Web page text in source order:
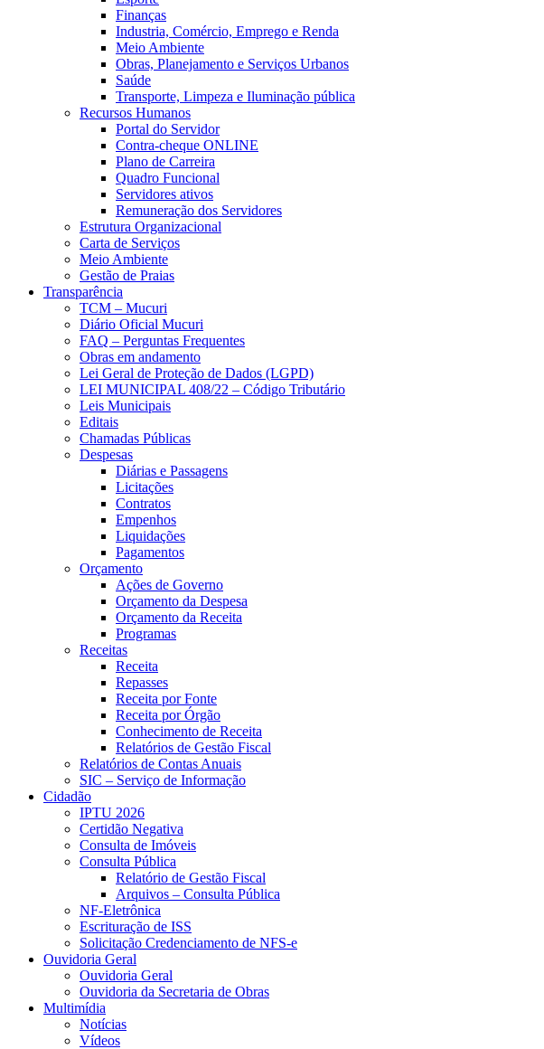
Finanças
Industria, Comércio, Emprego e Renda
Meio Ambiente
Obras, Planejamento e Serviços Urbanos
Saúde
Transporte, Limpeza e Iluminação pública
Recursos Humanos
Portal do Servidor
Contra-cheque ONLINE
Plano de Carreira
Quadro Funcional
Servidores ativos
Remuneração dos Servidores
Estrutura Organizacional
Carta de Serviços
Meio Ambiente
Gestão de Praias
Transparência
TCM – Mucuri
Diário Oficial Mucuri
FAQ – Perguntas Frequentes
Obras em andamento
Lei Geral de Proteção de Dados (LGPD)
LEI MUNICIPAL 408/22 – Código Tributário
Leis Municipais
Editais
Chamadas Públicas
Despesas
Diárias e Passagens
Licitações
Contratos
Empenhos
Liquidações
Pagamentos
Orçamento
Ações de Governo
Orçamento da Despesa
Orçamento da Receita
Programas
Receitas
Receita
Repasses
Receita por Fonte
Receita por Órgão
Conhecimento de Receita
Relatórios de Gestão Fiscal
Relatórios de Contas Anuais
SIC – Serviço de Informação
Cidadão
IPTU 2026
Certidão Negativa
Consulta de Imóveis
Consulta Pública
Relatório de Gestão Fiscal
Arquivos – Consulta Pública
NF-Eletrônica
Escrituração de ISS
Solicitação Credenciamento de NFS-e
Ouvidoria Geral
Ouvidoria Geral
Ouvidoria da Secretaria de Obras
Multimídia
Notícias
Vídeos